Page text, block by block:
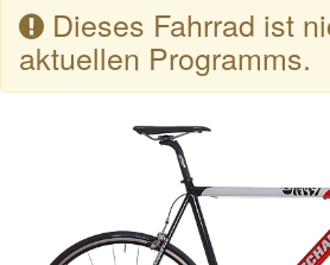
Dieses Fahrrad ist
aktuellen Programms.